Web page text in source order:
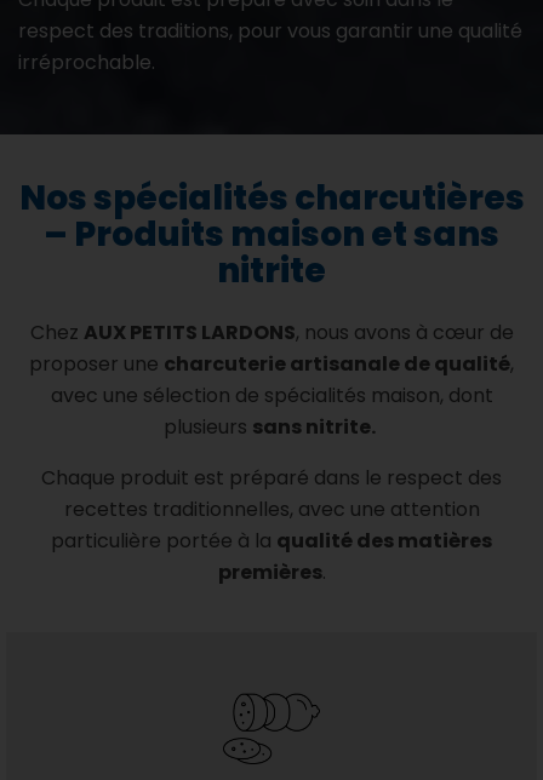
respect des traditions, pour vous garantir une qualité
irréprochable.
Nos spécialités charcutières
– Produits maison et sans
nitrite
Chez AUX PETITS LARDONS, nous avons à cœur de
proposer une charcuterie artisanale de qualité,
avec une sélection de spécialités maison, dont
plusieurs sans nitrite.
Chaque produit est préparé dans le respect des
recettes traditionnelles, avec une attention
particulière portée à la qualité des matières
premières.